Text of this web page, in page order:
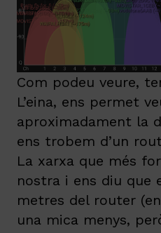
Com podeu veure,
L’eina, ens permet
aproximadament la
ens trobem d’un
La xarxa que més
nostra i ens diu que
metres del router
una mica menys,